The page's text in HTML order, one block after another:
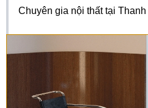
Chuyên gia nội thất tại Thanh